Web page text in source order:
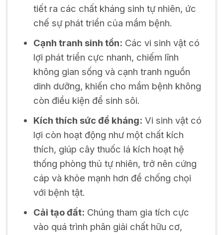
tiết ra các chất kháng sinh tự nhiên, ức
chế sự phát triển của mầm bệnh.
Cạnh tranh sinh tồn: Các vi sinh vật có
lợi phát triển cực nhanh, chiếm lĩnh
không gian sống và cạnh tranh nguồn
dinh dưỡng, khiến cho mầm bệnh không
còn điều kiện để sinh sôi.
Kích thích sức đề kháng: Vi sinh vật có
lợi còn hoạt động như một chất kích
thích, giúp cây thuốc lá kích hoạt hệ
thống phòng thủ tự nhiên, trở nên cứng
cáp và khỏe mạnh hơn để chống chọi
với bệnh tật.
Cải tạo đất: Chúng tham gia tích cực
vào quá trình phân giải chất hữu cơ,